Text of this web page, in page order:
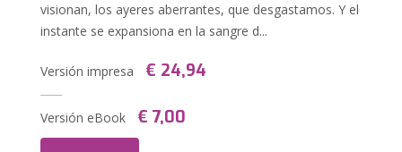
visionan, los ayeres aberrantes, que desgastamos. Y el
instante se expansiona en la sangre d...
Versión impresa € 24,94
Versión eBook € 7,00